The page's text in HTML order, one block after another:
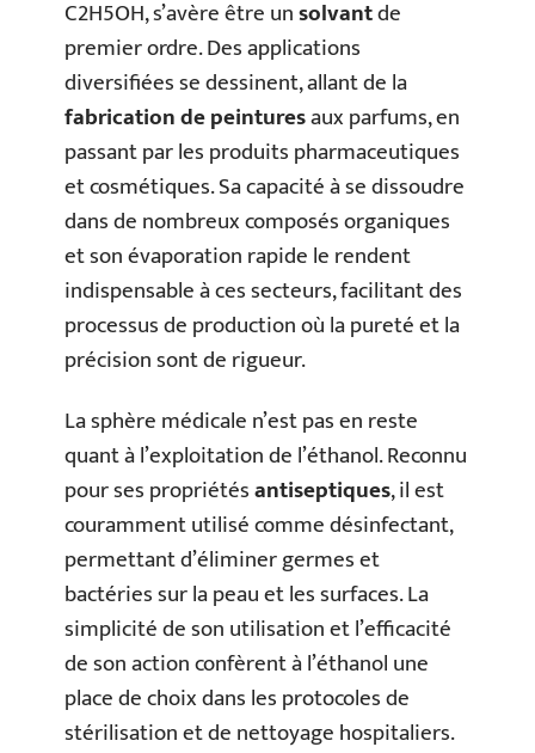
C2H5OH, s’avère être unsolvantde
premier ordre. Des applications
diversifiées se dessinent, allant de la
fabrication de peinturesaux parfums, en
passant par les produits pharmaceutiques
et cosmétiques. Sa capacité à se dissoudre
dans de nombreux composés organiques
et son évaporation rapide le rendent
indispensable à ces secteurs, facilitant des
processus de production où la pureté et la
précision sont de rigueur.
La sphère médicale n’est pas en reste
quant à l’exploitation de l’éthanol. Reconnu
pour ses propriétésantiseptiques, il est
couramment utilisé comme désinfectant,
permettant d’éliminer germes et
bactéries sur la peau et les surfaces. La
simplicité de son utilisation et l’efficacité
de son action confèrent à l’éthanol une
place de choix dans les protocoles de
stérilisation et de nettoyage hospitaliers.